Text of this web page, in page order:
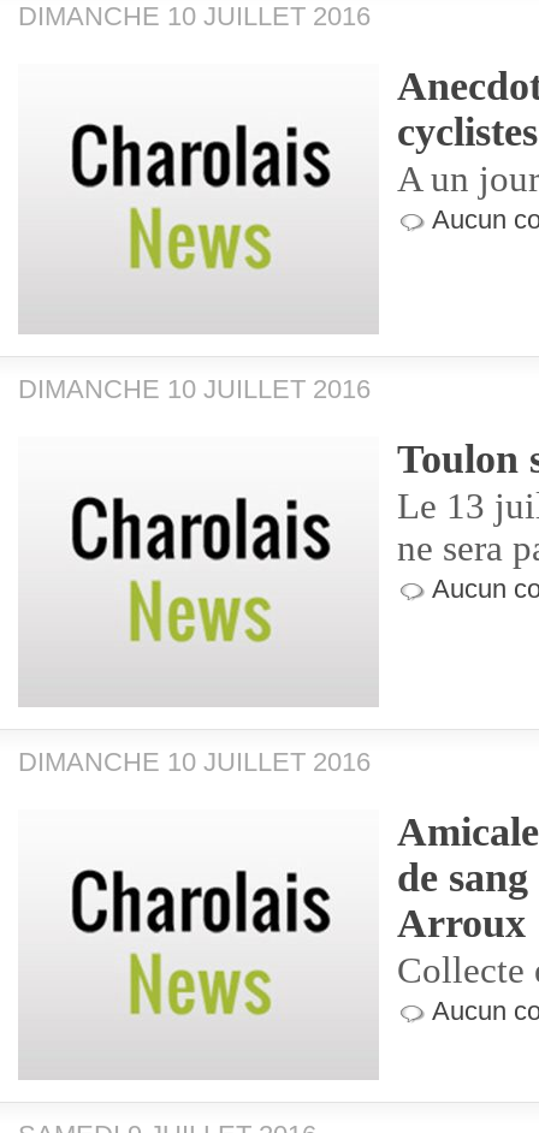
DIMANCHE 10 JUILLET 2016
cyclistes
A un
Aucun
DIMANCHE 10 JUILLET 2016
Toulon
Le 13
ne sera
Aucun
DIMANCHE 10 JUILLET 2016
de
Arroux
Collecte
Aucun